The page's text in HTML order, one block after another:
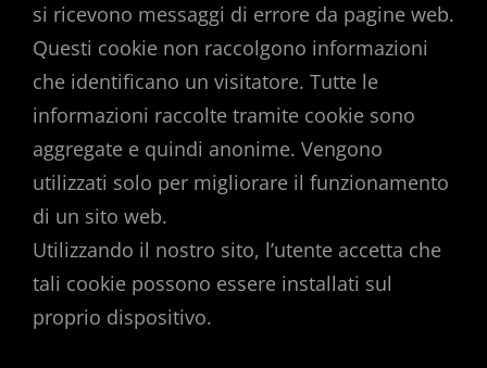
si ricevono messaggi di errore da pagine web.
Questi cookie non raccolgono informazioni
che identificano un visitatore. Tutte le
informazioni raccolte tramite cookie sono
aggregate e quindi anonime. Vengono
utilizzati solo per migliorare il funzionamento
di un sito web.
Utilizzando il nostro sito, l’utente accetta che
tali cookie possono essere installati sul
proprio dispositivo.